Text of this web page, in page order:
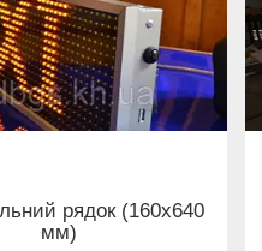
рядок (160х640
мм)